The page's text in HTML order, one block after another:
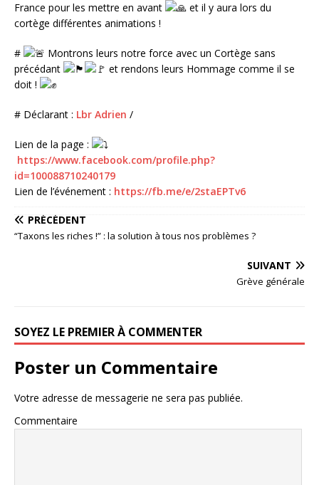
France pour les mettre en avant
et il y aura lors du
cortège différentes animations !
#
Montrons leurs notre force avec un Cortège sans
précédant
et rendons leurs Hommage comme il se
doit !
# Déclarant : Lbr Adrien /
Lien de la page :
https://www.facebook.com/profile.php?
id=100088710240179
Lien de l’événement : https://fb.me/e/2staEPTv6
PRÉCÉDENT
“Taxons les riches !” : la solution à tous nos problèmes ?
SUIVANT
Grève générale
SOYEZ LE PREMIER À COMMENTER
Poster un Commentaire
Votre adresse de messagerie ne sera pas publiée.
Commentaire